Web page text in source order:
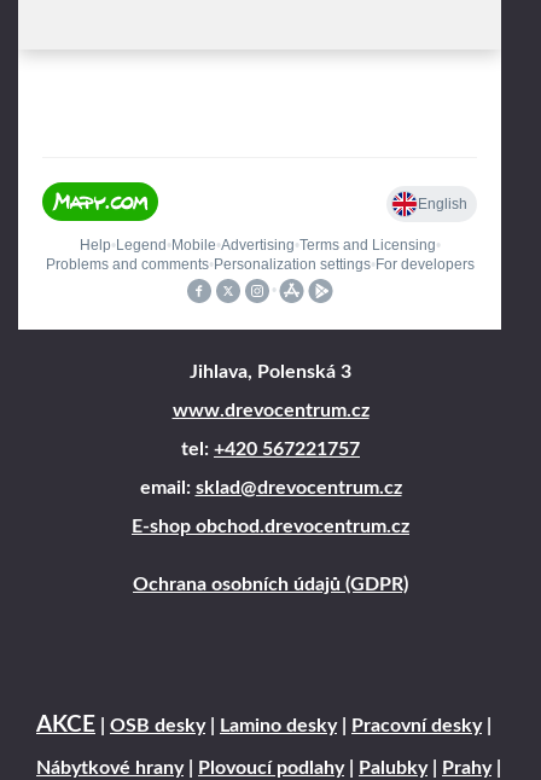
Jihlava, Polenská 3
www.drevocentrum.cz
tel: +420 567221757
email: sklad@drevocentrum.cz
E-shop obchod.drevocentrum.cz
Ochrana osobních údajů (GDPR)
AKCE OSB desky| Lamino desky| Pracovní desky|
Nábytkové hrany| Plovoucí podlahy| Palubky| Prahy|